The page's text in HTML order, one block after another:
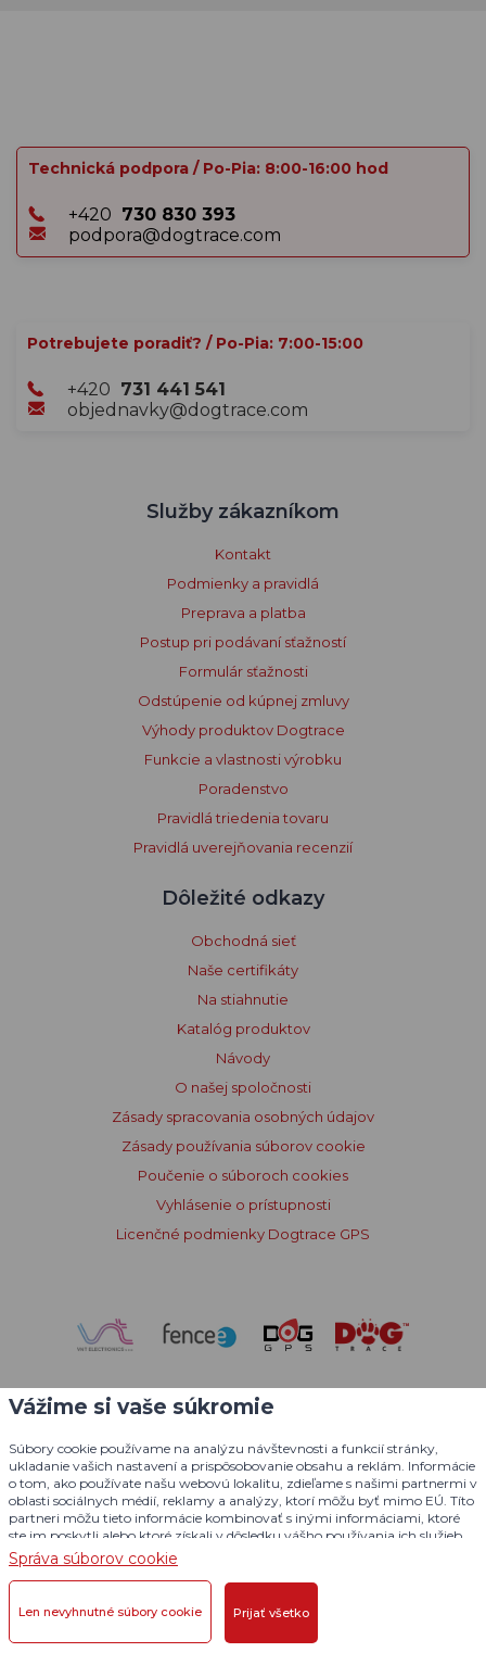
Technická podpora / Po-Pia: 8:00-16:00 hod
+420 730 830 393
podpora@dogtrace.com
Potrebujete poradiť? / Po-Pia: 7:00-15:00
+420 731 441 541
objednavky@dogtrace.com
Služby zákazníkom
Kontakt
Podmienky a pravidlá
Preprava a platba
Postup pri podávaní sťažností
Formulár sťažnosti
Odstúpenie od kúpnej zmluvy
Výhody produktov Dogtrace
Funkcie a vlastnosti výrobku
Poradenstvo
Pravidlá triedenia tovaru
Pravidlá uverejňovania recenzií
Dôležité odkazy
Obchodná sieť
Naše certifikáty
Na stiahnutie
Katalóg produktov
Návody
O našej spoločnosti
Zásady spracovania osobných údajov
Zásady používania súborov cookie
Poučenie o súboroch cookies
Vyhlásenie o prístupnosti
Licenčné podmienky Dogtrace GPS
© 2004 - 2026 VNT electronics s.r.o., všetky práva vyhradené
Grafický dizajn KošnarDesign.cz
a redakčný systém
CZECHGROUP.cz
Vážime si vaše súkromie
Súbory cookie používame na analýzu návštevnosti a funkcií stránky,
ukladanie vašich nastavení a prispôsobovanie obsahu a reklám. Informácie
o tom, ako používate našu webovú lokalitu, zdieľame s našimi partnermi v
oblasti sociálnych médií, reklamy a analýzy, ktorí môžu byť mimo EÚ. Títo
partneri môžu tieto informácie kombinovať s inými informáciami, ktoré
ste im poskytli alebo ktoré získali v dôsledku vášho používania ich služieb.
Podrobné informácie
Správa súborov cookie
Len nevyhnutné súbory cookie Prijať všetko